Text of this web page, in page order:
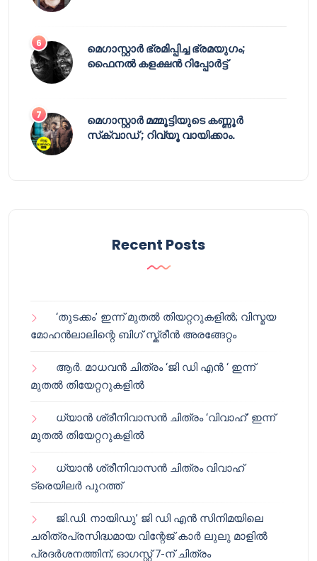
മെഗാസ്റ്റാർ ഭ്രമിപ്പിച്ച ഭ്രമയുഗം;
ഫൈനൽ കളക്ഷൻ റിപ്പോർട്ട്
മെഗാസ്റ്റാർ മമ്മൂട്ടിയുടെ കണ്ണൂർ
സ്‌ക്വാഡ് ; റിവ്യൂ വായിക്കാം.
Recent Posts
‘തുടക്കം’ ഇന്ന് മുതൽ തിയറ്ററുകളിൽ; വിസ്മയ
മോഹൻലാലിന്റെ ബിഗ് സ്ക്രീൻ അരങ്ങേറ്റം
ആർ. മാധവൻ ചിത്രം ‘ജി ഡി എൻ ‘ ഇന്ന്
മുതൽ തിയേറ്ററുകളിൽ
ധ്യാൻ ശ്രീനിവാസൻ ചിത്രം ‘വിവാഹ്’ ഇന്ന്
മുതൽ തിയേറ്ററുകളിൽ
ധ്യാൻ ശ്രീനിവാസൻ ചിത്രം വിവാഹ്
ട്രെയിലർ പുറത്ത്
ജി.ഡി. നായിഡു’ ജി ഡി എൻ സിനിമയിലെ
ചരിത്രപ്രസിദ്ധമായ വിന്റേജ് കാർ ലുലു മാളിൽ
പ്രദർശനത്തിന്; ഓഗസ്റ്റ് 7-ന് ചിത്രം